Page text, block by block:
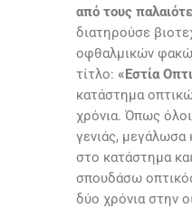
από τους
διατηρούσε
οφθαλμικών
τίτλο: «Εστία
κατάστημα
χρόνια. Όπως
γενιάς, μεγάλωσα
στο κατάστημα
σπουδάσω
δύο χρόνια στην